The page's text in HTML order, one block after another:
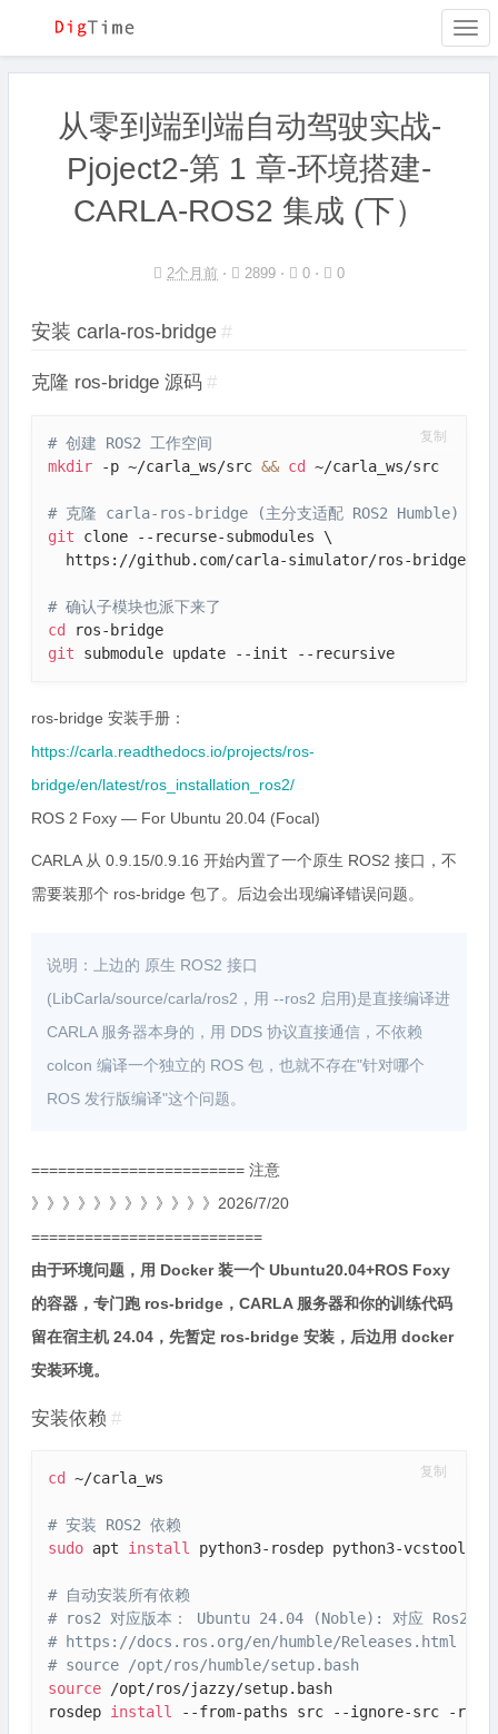
从零到端到端自动驾驶实战-
Pjoject2-第 1 章-环境搭建-
CARLA-ROS2 集成 (下）
2个月前 ⋅ 2899 ⋅ 0 ⋅ 0
安装 carla-ros-bridge #
克隆 ros-bridge 源码 #
# 创建 ROS2 工作空间
mkdir -p ~/carla_ws/src && cd ~/carla_ws/src
# 克隆 carla-ros-bridge (主分支适配 ROS2 Humble)
git clone --recurse-submodules \
https://github.com/carla-simulator/ros-
# 确认子模块也派下来了
cd
git submodule update --init --recursive
复制
ros-bridge 安装手册：
https://carla.readthedocs.io/projects/ros-
bridge/en/latest/ros_installation_ros2/
ROS 2 Foxy — For Ubuntu 20.04 (Focal)
CARLA 从 0.9.15/0.9.16 开始内置了一个原生 ROS2 接口，不
需要装那个 ros-bridge 包了。后边会出现编译错误问题。
说明：上边的 原生 ROS2 接口
(LibCarla/source/carla/ros2，用 --ros2 启用)是直接编译进
CARLA 服务器本身的，用 DDS 协议直接通信，不依赖
colcon 编译一个独立的 ROS 包，也就不存在"针对哪个
ROS 发行版编译"这个问题。
======================== 注意
》》》》》》》》》》》》2026/7/20
==========================
由于环境问题，用 Docker 装一个 Ubuntu20.04+ROS Foxy
的容器，专门跑 ros-bridge，CARLA 服务器和你的训练代码
留在宿主机 24.04，先暂定 ros-bridge 安装，后边用 docker
安装环境。
安装依赖 #
cd ~/carla_ws
# 安装 ROS2 依赖
sudo apt install python3-rosdep python3-vcstool -y
# 自动安装所有依赖
# ros2 对应版本： Ubuntu 24.04 (Noble): 对应 Ros2版
# https://docs.ros.org/en/humble/Releases.html
# source /opt/ros/humble/setup.bash
source /opt/ros/jazzy/setup.bash
rosdep install --from-paths src --ignore-src -r -y
复制